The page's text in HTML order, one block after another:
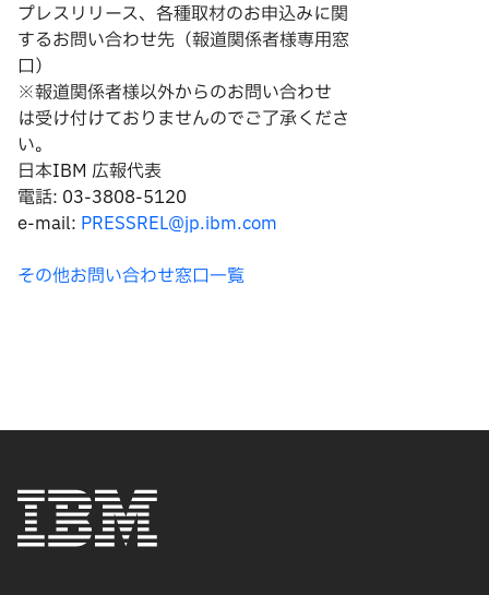
プレスリリース、各種取材のお申込みに関
するお問い合わせ先（報道関係者様専用窓
口）
※報道関係者様以外からのお問い合わせ
は受け付けておりませんのでご了承くださ
い。
日本IBM 広報代表
電話: 03-3808-5120
e-mail: PRESSREL@jp.ibm.com
その他お問い合わせ窓口一覧